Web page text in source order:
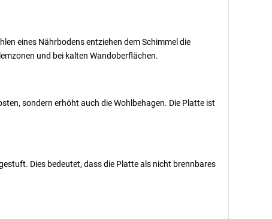
eines Nährbodens entziehen dem Schimmel die
und bei kalten Wandoberflächen.
sondern erhöht auch die Wohlbehagen. Die Platte ist
Dies bedeutet, dass die Platte als nicht brennbares